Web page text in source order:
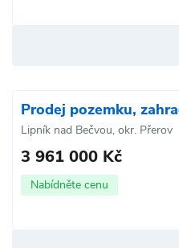
Prodej pozemku,
Lipník nad Bečvou, okr. Přerov
3 961 000 Kč
Nabídněte cenu